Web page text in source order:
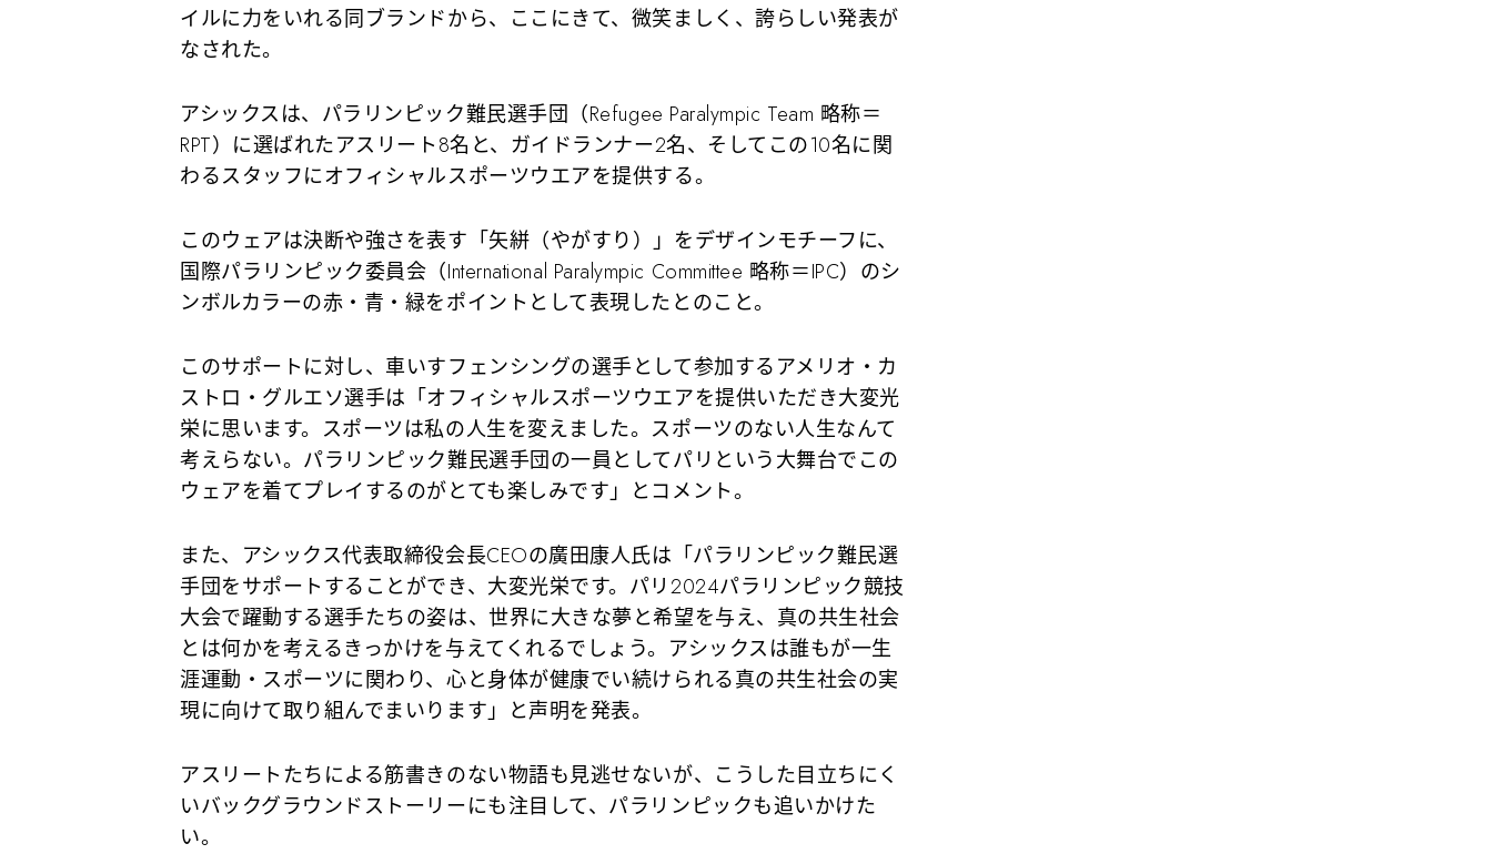
イルに力をいれる同ブランドから、ここにきて、微笑ましく、誇らしい発表が
なされた。
アシックスは、パラリンピック難民選手団（Refugee Paralympic Team 略称＝
RPT）に選ばれたアスリート8名と、ガイドランナー2名、そしてこの10名に関
わるスタッフにオフィシャルスポーツウエアを提供する。
このウェアは決断や強さを表す「矢絣（やがすり）」をデザインモチーフに、
国際パラリンピック委員会（International Paralympic Committee 略称＝IPC）のシ
ンボルカラーの赤・青・緑をポイントとして表現したとのこと。
このサポートに対し、車いすフェンシングの選手として参加するアメリオ・カ
ストロ・グルエソ選手は「オフィシャルスポーツウエアを提供いただき大変光
栄に思います。スポーツは私の人生を変えました。スポーツのない人生なんて
考えらない。パラリンピック難民選手団の一員としてパリという大舞台でこの
ウェアを着てプレイするのがとても楽しみです」とコメント。
また、アシックス代表取締役会長CEOの廣田康人氏は「パラリンピック難民選
手団をサポートすることができ、大変光栄です。パリ2024パラリンピック競技
大会で躍動する選手たちの姿は、世界に大きな夢と希望を与え、真の共生社会
とは何かを考えるきっかけを与えてくれるでしょう。アシックスは誰もが一生
涯運動・スポーツに関わり、心と身体が健康でい続けられる真の共生社会の実
現に向けて取り組んでまいります」と声明を発表。
アスリートたちによる筋書きのない物語も見逃せないが、こうした目立ちにく
いバックグラウンドストーリーにも注目して、パラリンピックも追いかけた
い。